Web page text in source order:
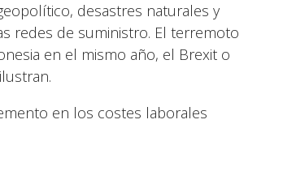
desastres naturales y
redes de suministro. El terremoto
en el mismo año, el Brexit o
en los costes laborales